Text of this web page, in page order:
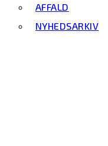
AFFALD
NYHEDSARKIV